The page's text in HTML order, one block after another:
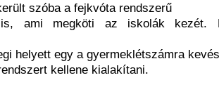
szóba a fejkvóta rendszerű
is, ami megköti az iskolák kezét.
helyett egy a gyermeklétszámra
kellene kialakítani.